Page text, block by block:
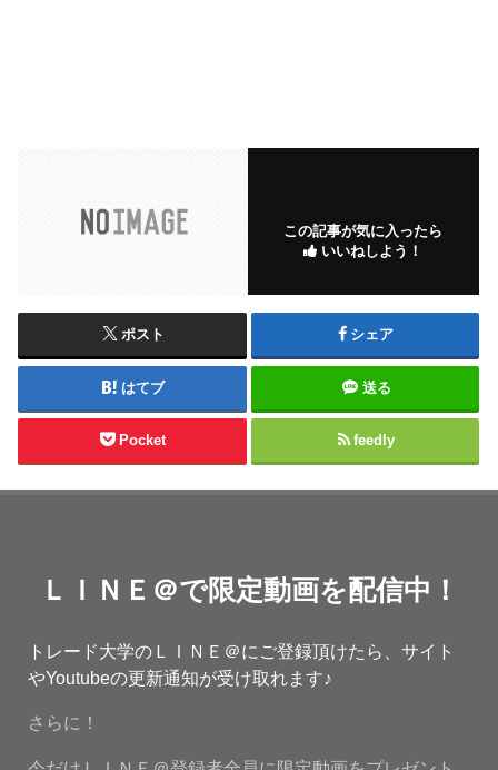
この記事が気に入ったら
いいねしよう！
ポスト シェア
はてブ 送る
Pocket feedly
ＬＩＮＥ＠で限定動画を配信中！
トレード大学のＬＩＮＥ＠にご登録頂けたら、サイト
やYoutubeの更新通知が受け取れます♪
さらに！